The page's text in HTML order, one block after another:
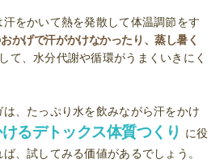
をかいて熱を発散して体温調節をす
かげで汗がかけなかったり、蒸し暑く
て、水分代謝や循環がうまくいきにく
、たっぷり水を飲みながら汗をかけ
るデトックス体質つくり
に役
、試してみる価値があるでしょう。